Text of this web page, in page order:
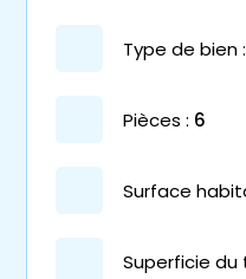
type de bien :
pièces : 6
surface
superficie du